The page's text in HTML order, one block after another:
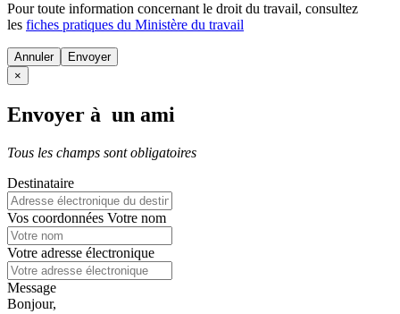
Pour toute information concernant le droit du travail, consultez
les fiches pratiques du Ministère du travail
Annuler
×
Envoyer à un ami
Tous les champs sont obligatoires
Destinataire
Vos coordonnées Votre nom
Votre adresse électronique
Message
Bonjour,